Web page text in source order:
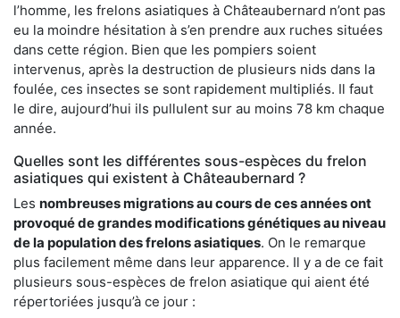
l’homme, les frelons asiatiques à Châteaubernard n’ont pas
eu la moindre hésitation à s’en prendre aux ruches situées
dans cette région. Bien que les pompiers soient
intervenus, après la destruction de plusieurs nids dans la
foulée, ces insectes se sont rapidement multipliés. Il faut
le dire, aujourd’hui ils pullulent sur au moins 78 km chaque
année.
Quelles sont les différentes sous-espèces du frelon
asiatiques qui existent à Châteaubernard ?
Les nombreuses migrations au cours de ces années ont
provoqué de grandes modifications génétiques au niveau
de la population des frelons asiatiques. On le remarque
plus facilement même dans leur apparence. Il y a de ce fait
plusieurs sous-espèces de frelon asiatique qui aient été
répertoriées jusqu’à ce jour :